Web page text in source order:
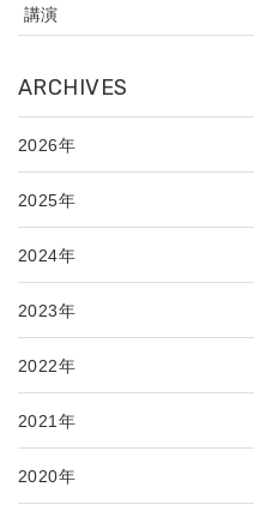
講演
ARCHIVES
2026年
2025年
2024年
2023年
2022年
2021年
2020年